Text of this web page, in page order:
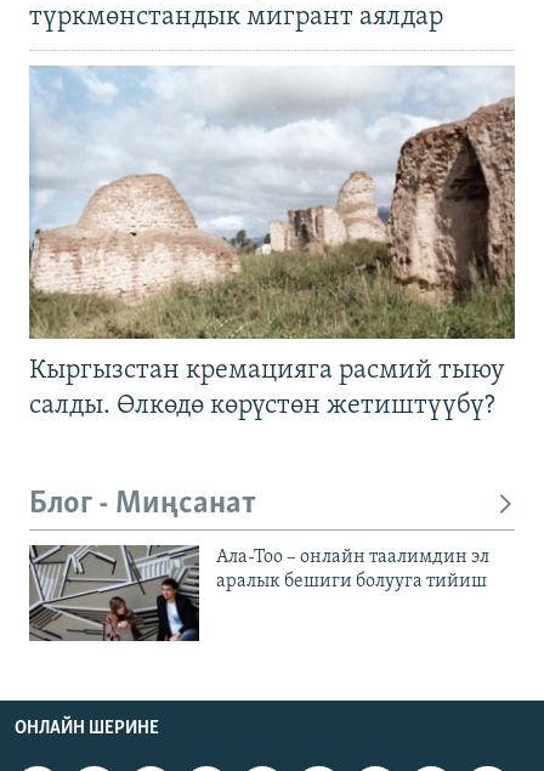
түркмөнстандык мигрант аялдар
Кыргызстан кремацияга расмий тыюу
салды. Өлкөдө көрүстөн жетиштүүбү?
Блог - Миңсанат
Ала-Тоо – онлайн таалимдин эл
аралык бешиги болууга тийиш
ОНЛАЙН ШЕРИНЕ